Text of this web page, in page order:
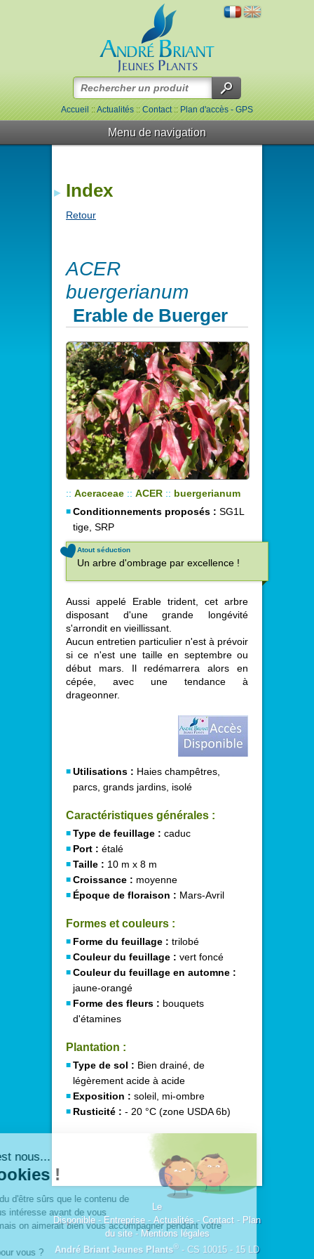
Accueil::Actualités::Contact::Plan d'accès - GPS
Menu de navigation
Index
Retour
ACER
buergerianum
Erable de Buerger
:: Aceraceae :: ACER :: buergerianum
Conditionnements proposés : SG1L
tige, SRP
Atout séduction
Un arbre d'ombrage par excellence !
Aussi appelé Erable trident, cet arbre
disposant d'une grande longévité
s'arrondit en vieillissant.
Aucun entretien particulier n'est à prévoir
si ce n'est une taille en septembre ou
début mars. Il redémarrera alors en
cépée, avec une tendance à
drageonner.
Utilisations : Haies champêtres,
parcs, grands jardins, isolé
Caractéristiques générales :
Type de feuillage : caduc
Port : étalé
Taille : 10 m x 8 m
Croissance : moyenne
Époque de floraison : Mars-Avril
Formes et couleurs :
Forme du feuillage : trilobé
Couleur du feuillage : vert foncé
Couleur du feuillage en automne :
jaune-orangé
Forme des fleurs : bouquets
d'étamines
Plantation :
Type de sol : Bien drainé, de
légèrement acide à acide
Exposition : soleil, mi-ombre
Rusticité : - 20 °C (zone USDA 6b)
Le
Disponible - Entreprise - Actualités - Contact - Plan
du site- Mentions légales
André Briant Jeunes Plants® - CS 10015 - 15 LD